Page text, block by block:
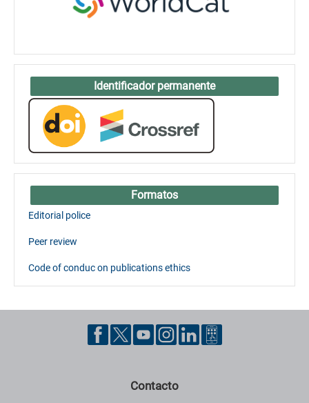
Identificador permanente
Formatos
Editorial police
Peer review
Code of conduc on publications ethics
Contacto